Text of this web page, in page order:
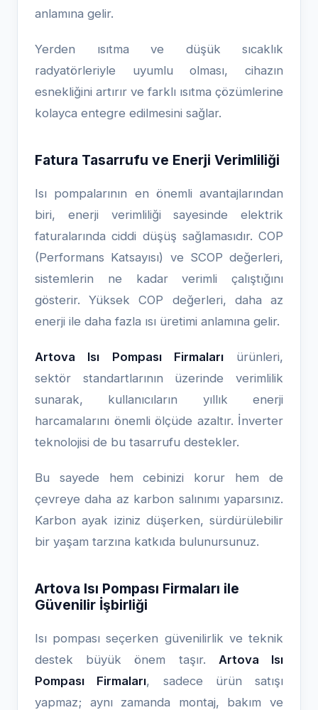
anlamına gelir.
Yerden ısıtma ve düşük sıcaklık
radyatörleriyle uyumlu olması, cihazın
esnekliğini artırır ve farklı ısıtma çözümlerine
kolayca entegre edilmesini sağlar.
Fatura Tasarrufu ve Enerji Verimliliği
Isı pompalarının en önemli avantajlarından
biri, enerji verimliliği sayesinde elektrik
faturalarında ciddi düşüş sağlamasıdır. COP
(Performans Katsayısı) ve SCOP değerleri,
sistemlerin ne kadar verimli çalıştığını
gösterir. Yüksek COP değerleri, daha az
enerji ile daha fazla ısı üretimi anlamına gelir.
Artova Isı Pompası Firmalarıürünleri,
sektör standartlarının üzerinde verimlilik
sunarak, kullanıcıların yıllık enerji
harcamalarını önemli ölçüde azaltır. İnverter
teknolojisi de bu tasarrufu destekler.
Bu sayede hem cebinizi korur hem de
çevreye daha az karbon salınımı yaparsınız.
Karbon ayak iziniz düşerken, sürdürülebilir
bir yaşam tarzına katkıda bulunursunuz.
Artova Isı Pompası Firmaları ile
Güvenilir İşbirliği
Isı pompası seçerken güvenilirlik ve teknik
destek büyük önem taşır. Artova Isı
Pompası Firmaları, sadece ürün satışı
yapmaz; aynı zamanda montaj, bakım ve